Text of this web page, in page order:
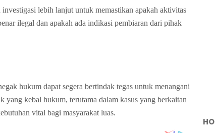
lebih lanjut untuk memastikan apakah aktivitas
ilegal dan apakah ada indikasi pembiaran dari pihak
hukum dapat segera bertindak tegas untuk menangani
yang kebal hukum, terutama dalam kasus yang berkaitan
vital bagi masyarakat luas.